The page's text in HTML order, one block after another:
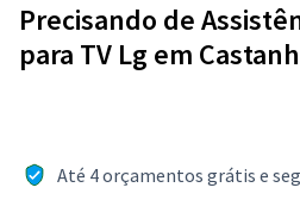
Precisando de
para TV Lg em
Até 4 orçamentos grátis e